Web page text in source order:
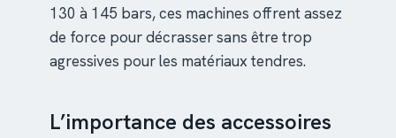
130 à 145 bars, ces machines offrent assez
de force pour décrasser sans être trop
agressives pour les matériaux tendres.
L’importance des accessoires